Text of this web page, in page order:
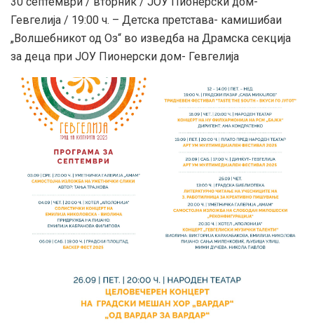
Гевгелија / 19:00 ч. – Детска претстава- камишибаи
„Волшебникот од Оз“ во изведба на Драмска секција
за деца при ЈОУ Пионерски дом- Гевгелија